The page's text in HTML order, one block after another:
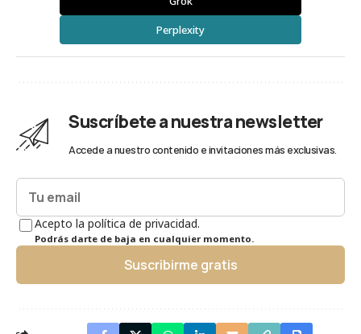
Perplexity
Suscríbete a nuestra newsletter
Accede a nuestro contenido e invitaciones más exclusivas.
Acepto la política de privacidad.
Podrás darte de baja en cualquier momento.
Suscribirme gratis